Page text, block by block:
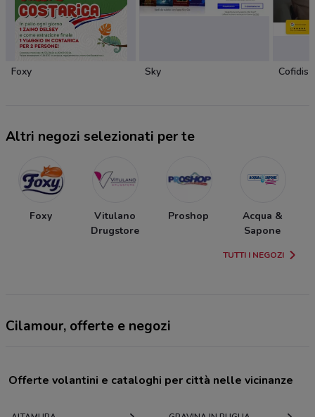
Foxy Sky Cofidis
Altri negozi selezionati per te
Foxy
Vitulano
Drugstore
Proshop
Acqua &
Sapone
TUTTI I NEGOZI
Cilamour, offerte e negozi
Offerte volantini e cataloghi per città nelle vicinanze